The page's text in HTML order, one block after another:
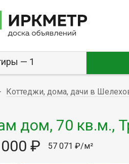
— 1
Коттеджи, дома, дачи в
дом, 70 кв.м.,
₽
57 071 ₽/м²